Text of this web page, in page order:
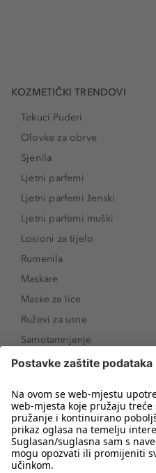
KOZMETIČKI TRENDOVI
Tekuci Puderi
Olovke za obrve
Sjenila
Ljetni parfemi
Ljetni parfemi ženski
Ljetni parfemi muški
Losioni za tijelo
Rumenila
Maskare
Maske za lice
Ruževi za usne
Samotamnjenje
Puderi
Proizvodi za obrve
Sunce i zaštita
Serumi za lice
Proizvodi za čišćenje lica